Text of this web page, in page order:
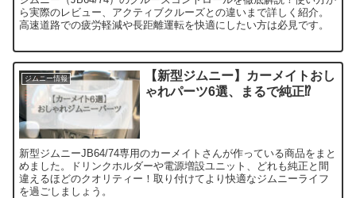
ら実際のレビュー、アクティブクルーズとの違いまで詳しく紹介。
高速道路での疲労軽減や長距離運転を快適にしたい方は必見です。
ジムニー情報
【新型ジムニー】カーメイトおし
ゃれパーツ6選、まるで純正⁉︎
新型ジムニーJB64/74専用のカーメイトさんが作っている商品をまと
めました。ドリンクホルダーや電源増設ユニット、どれも純正と間
違えるほどのクオリティー！取り付けてより快適なジムニーライフ
を過ごしましょう。